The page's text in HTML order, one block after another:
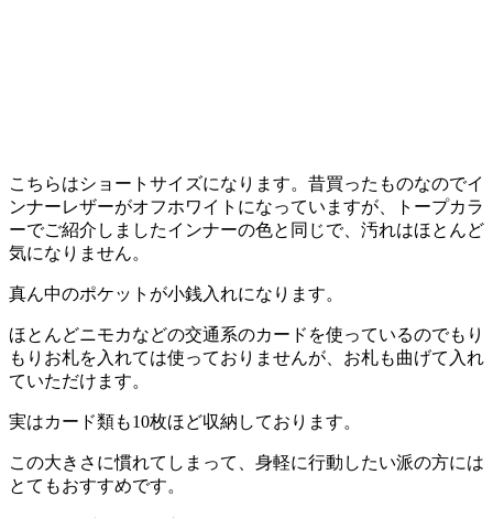
こちらはショートサイズになります。昔買ったものなのでイ
ンナーレザーがオフホワイトになっていますが、トープカラ
ーでご紹介しましたインナーの色と同じで、汚れはほとんど
気になりません。
真ん中のポケットが小銭入れになります。
ほとんどニモカなどの交通系のカードを使っているのでもり
もりお札を入れては使っておりませんが、お札も曲げて入れ
ていただけます。
実はカード類も10枚ほど収納しております。
この大きさに慣れてしまって、身軽に行動したい派の方には
とてもおすすめです。